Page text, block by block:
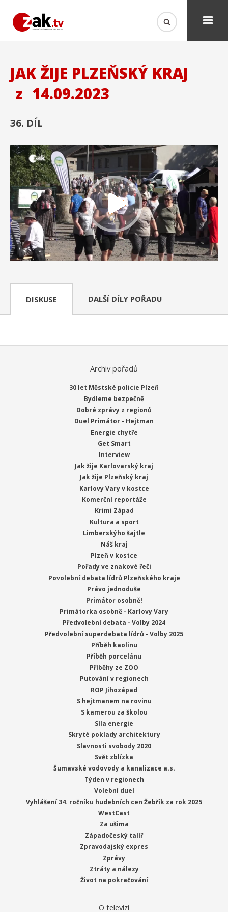
JAK ŽIJE PLZEŇSKÝ KRAJ
z 14.09.2023
36. DÍL
DISKUSE DALŠÍ DÍLY POŘADU
Archiv pořadů
30 let Městské policie Plzeň
Bydleme bezpečně
Dobré zprávy z regionů
Duel Primátor - Hejtman
Energie chytře
Get Smart
Interview
Jak žije Karlovarský kraj
Jak žije Plzeňský kraj
Karlovy Vary v kostce
Komerční reportáže
Krimi Západ
Kultura a sport
Limberskýho šajtle
Náš kraj
Plzeň v kostce
Pořady ve znakové řeči
Povolební debata lídrů Plzeňského kraje
Právo jednoduše
Primátor osobně!
Primátorka osobně - Karlovy Vary
Předvolební debata - Volby 2024
Předvolební superdebata lídrů - Volby 2025
Příběh kaolinu
Příběh porcelánu
Příběhy ze ZOO
Putování v regionech
ROP Jihozápad
S hejtmanem na rovinu
S kamerou za školou
Síla energie
Skryté poklady architektury
Slavnosti svobody 2020
Svět zblízka
Šumavské vodovody a kanalizace a.s.
Týden v regionech
Volební duel
Vyhlášení 34. ročníku hudebních cen Žebřík za rok 2025
WestCast
Za ušima
Západočeský talíř
Zpravodajský expres
Zprávy
Ztráty a nálezy
Život na pokračování
O televizi